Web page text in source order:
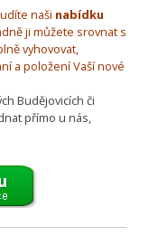
naši nabídku
ji můžete srovnat s
vyhovovat,
a položení Vaší nové
Budějovicích či
přímo u nás,